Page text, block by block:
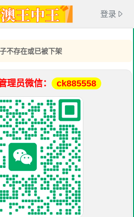
登录
不存在或已被下架
理员微信： ck885558